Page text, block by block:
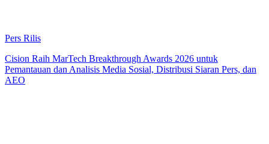
Pers Rilis
Cision Raih MarTech Breakthrough Awards 2026 untuk
Pemantauan dan Analisis Media Sosial, Distribusi Siaran Pers, dan
AEO